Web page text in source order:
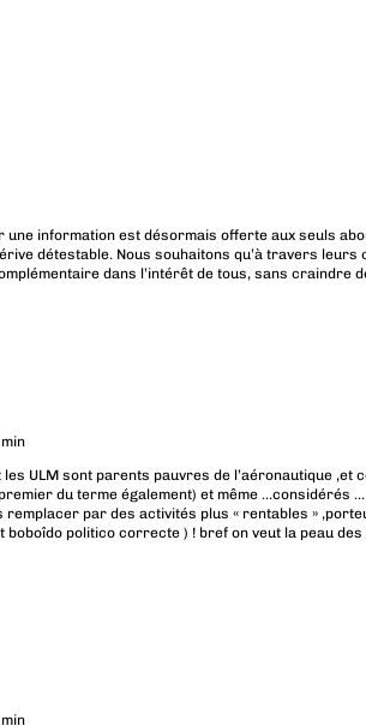
une information est désormais offerte aux seuls
détestable. Nous souhaitons qu’à travers
dans l’intérêt de tous, sans craindre
les ULM sont parents pauvres de l’aéronautique ,et
du terme également) et même …considérés …
remplacer par des activités plus « rentables »
boboîdo politico correcte ) ! bref on veut la peau